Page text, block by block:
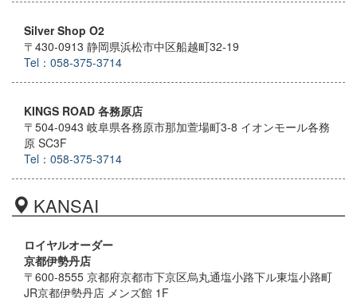
Silver Shop O2
〒430-0913 静岡県浜松市中区船越町32-19
Tel：058-375-3714
KINGS ROAD 各務原店
〒504-0943 岐阜県各務原市那加萱場町3-8 イオンモール各務
原 SC3F
Tel：058-375-3714
KANSAI
ロイヤルオーダー
京都伊勢丹店
〒600-8555 京都府京都市下京区烏丸通塩小路下ル東塩小路町
JR京都伊勢丹店 メンズ館 1F